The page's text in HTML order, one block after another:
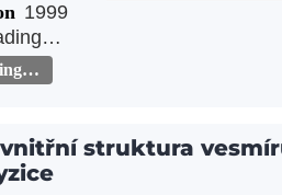
1999
struktura